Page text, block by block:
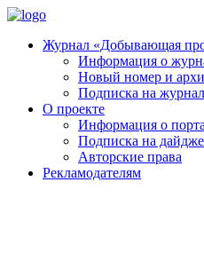
Журнал «Добывающая
Информация о
Новый номер и
Подписка на журнал
О проекте
Информация о
Подписка на
Авторские права
Рекламодателям